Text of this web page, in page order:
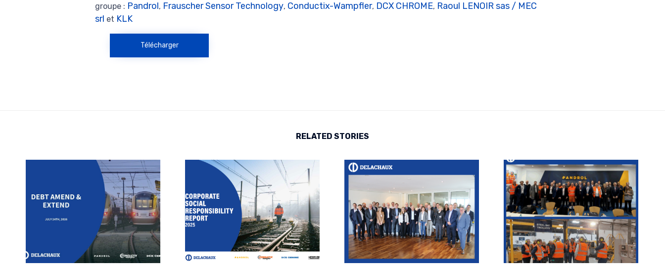
groupe : Pandrol, Frauscher Sensor Technology, Conductix-Wampfler, DCX CHROME, Raoul LENOIR sas / MEC
srl et KLK
Télécharger
RELATED STORIES